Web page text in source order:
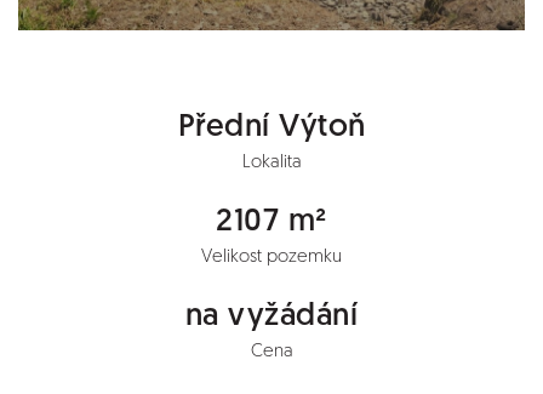
Přední Výtoň
Lokalita
2107 m²
Velikost pozemku
na vyžádání
Cena